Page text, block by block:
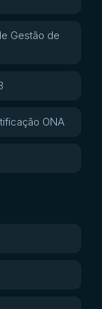
Gestão de
ONA